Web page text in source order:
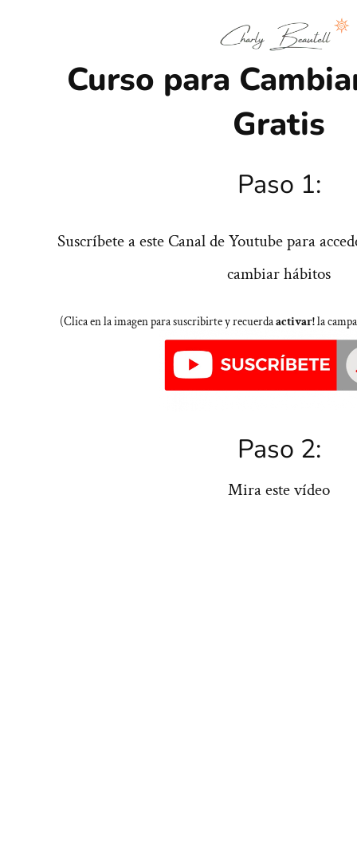
Curso para
Gratis
Paso 1:
Suscríbete a este Canal de Youtube para
cambiar hábitos
(Clica en la imagen para suscribirte y recuerdaactivar!la
Paso 2:
Mira este vídeo